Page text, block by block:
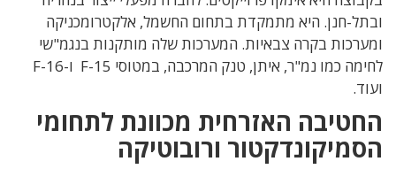
ובתל-חנן. היא מתמקדת בתחום החשמל, אלקטרומכניקה
ומערכות בקרה צבאיות. המערכות שלה מותקנות בנגמ"שי
לחימה כמו נמ"ר, איתן, טנק המרכבה, במטוסי F-15 ו-F-16
ועוד.
החטיבה האזרחית מכוונת לתחומי
הסמיקונדקטור ורובוטיקה